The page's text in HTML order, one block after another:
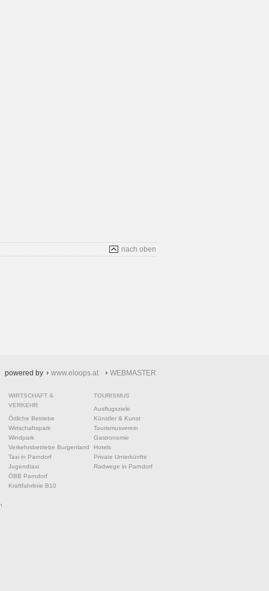
nach oben
powered by www.eloops.at WEBMASTER
WIRTSCHAFT &
VERKEHR
Örtliche Betriebe
Wirtschaftspark
Windpark
Verkehrsbetriebe Burgenland
Taxi in Parndorf
Jugendtaxi
ÖBB Parndorf
Kraftfahrlinie B10
TOURISMUS
Ausflugsziele
Künstler & Kunst
Tourismusverein
Gastronomie
Hotels
Private Unterkünfte
Radwege in Parndorf